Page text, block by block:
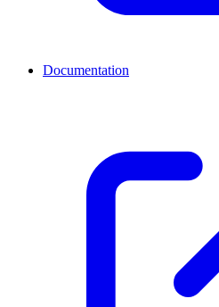
Documentation